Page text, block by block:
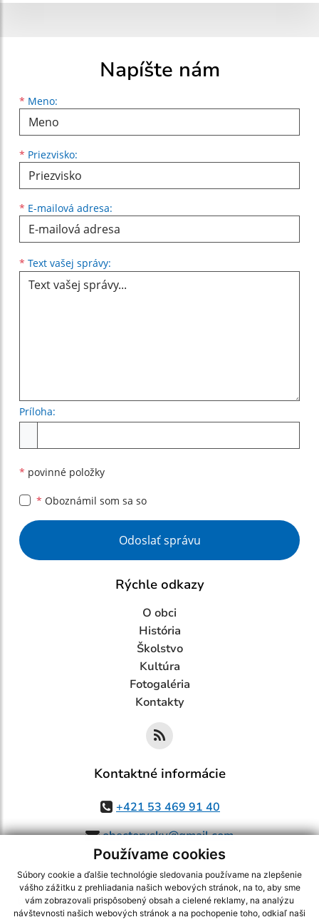
Používame cookies
Súbory cookie a ďalšie technológie sledovania používame na zlepšenie
vášho zážitku z prehliadania našich webových stránok, na to, aby sme
vám zobrazovali prispôsobený obsah a cielené reklamy, na analýzu
návštevnosti našich webových stránok a na pochopenie toho, odkiaľ naši
Napíšte nám
* Meno:
Meno
* Priezvisko:
Priezvisko
* E-mailová adresa:
E-mailová adresa
* Text vašej správy:
Príloha:
* povinné položky
* Oboznámil som sa so
Google reCaptcha Response
Odoslať správu
Rýchle odkazy
O obci
História
Školstvo
Kultúra
Fotogaléria
Kontakty
Kontaktné informácie
+421 53 469 91 40
obectorysky@gmail.com
využite možnosť získavania aktuálnych informácií s využitím RSS
CMS systém (redakčný) systém ECHELON 2,Mapa stránok,web portál